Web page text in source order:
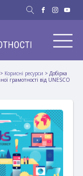
> Корисні ресурси > Добірка
грамотності від UNESCO